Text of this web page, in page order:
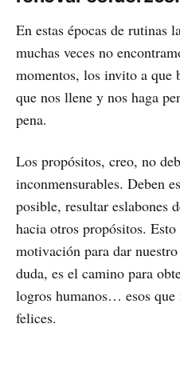
En estas épocas de rutinas
muchas veces no
momentos, los invito a que
que nos llene y nos haga
pena.
Los propósitos, creo, no
inconmensurables. Deben
posible, resultar eslabones
hacia otros propósitos.
motivación para dar
duda, es el camino para
logros humanos… esos que
felices.